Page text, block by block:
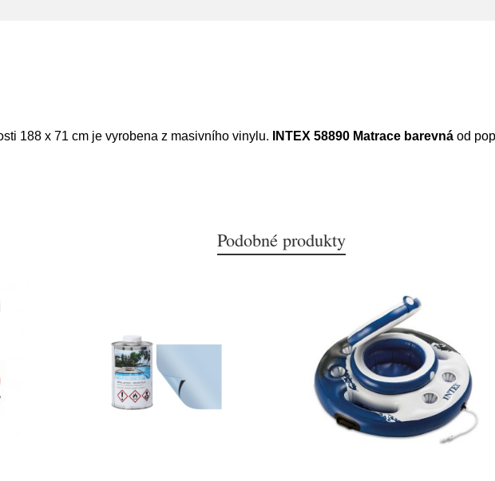
188 x 71 cm je vyrobena z masivního vinylu. INTEX 58890 Matrace barevná od
Podobné produkty